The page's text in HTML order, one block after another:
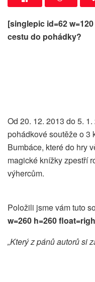
[singlepic id=62
cestu do pohádky?
Od 20. 12. 2013 do 5.
pohádkové soutěže o 3
Bumbáce, které do hry
magické knížky zpestří
výhercům.
Položili jsme vám tuto
w=260 h=260
„Který z pánů autorů si